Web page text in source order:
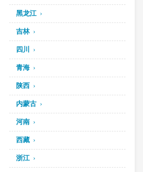
黑龙江
吉林
四川
青海
陕西
内蒙古
河南
西藏
浙江